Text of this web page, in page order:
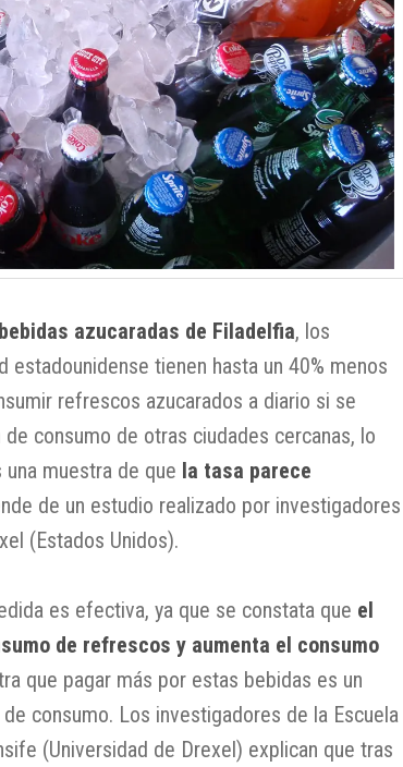
azucaradas de Filadelfia, los
estadounidense tienen hasta un 40% menos
refrescos azucarados a diario si se
consumo de otras ciudades cercanas, lo
muestra de que la tasa parece
de un estudio realizado por investigadores
(Estados Unidos).
es efectiva, ya que se constata que el
de refrescos y aumenta el consumo
que pagar más por estas bebidas es un
consumo. Los investigadores de la Escuela
(Universidad de Drexel) explican que tras